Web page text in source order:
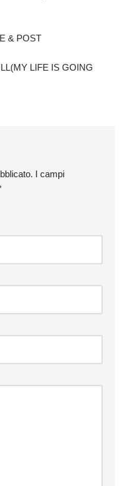
& POST
LIFE IS GOING
I campi